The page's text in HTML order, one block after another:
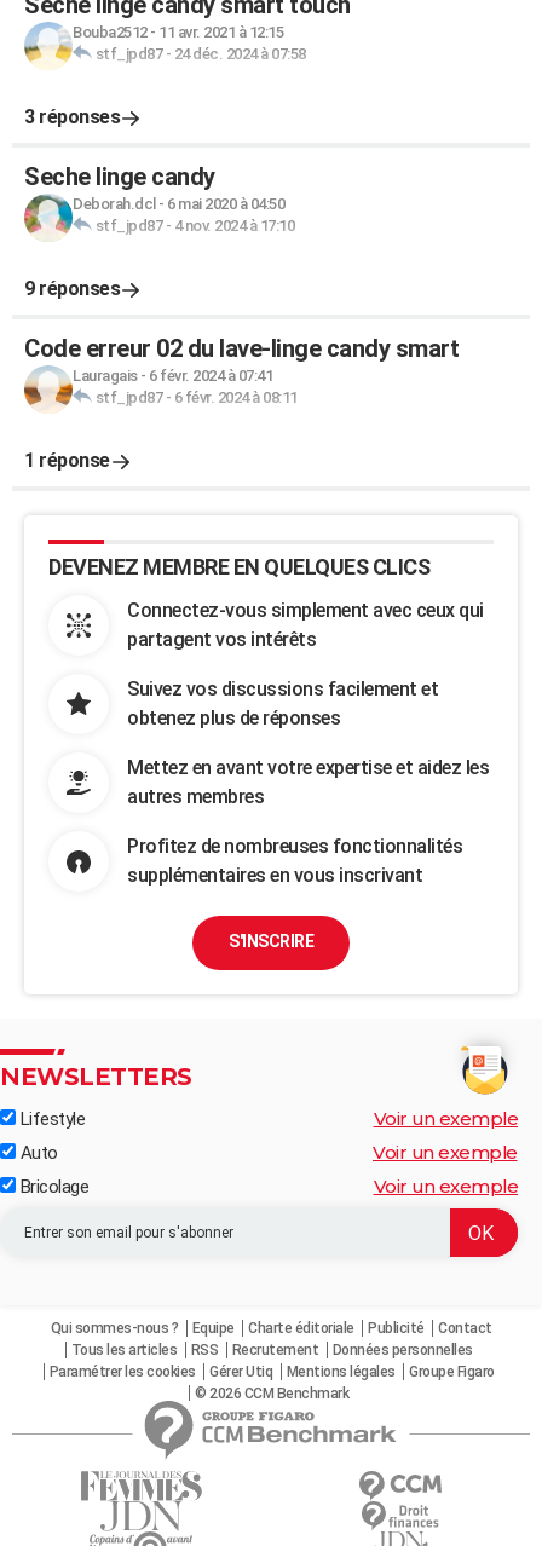
Bouba2512- 11 avr. 2021 à 12:15
stf_jpd87- 24 déc. 2024 à 07:58
3 réponses
Seche linge candy
Deborah.dcl - 6 mai 2020 à 04:50
stf_jpd87- 4 nov. 2024 à 17:10
9 réponses
Code erreur 02 du lave-linge candy smart
Lauragais- 6 févr. 2024 à 07:41
stf_jpd87- 6 févr. 2024 à 08:11
1 réponse
DEVENEZ MEMBRE EN QUELQUES CLICS
Connectez-vous simplement avec ceux qui
partagent vos intérêts
Suivez vos discussions facilement et
obtenez plus de réponses
Mettez en avant votre expertise et aidez les
autres membres
Profitez de nombreuses fonctionnalités
supplémentaires en vous inscrivant
S'INSCRIRE
NEWSLETTERS
Lifestyle Voir un exemple
Auto Voir un exemple
Bricolage Voir un exemple
Qui sommes-nous ? Equipe Charte éditoriale Publicité
Contact
Tous les articles
RSS Recrutement
Données personnelles
Paramétrer les cookies
Gérer Utiq Mentions légales
Groupe Figaro
© 2026 CCM Benchmark